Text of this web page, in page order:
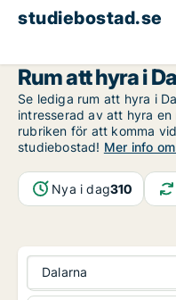
studiebostad.se
Rum att hyra i
Se lediga rum att hyra i
intresserad av att hyra
rubriken för att komma
studiebostad! Mer info
Nya i dag310
Dalarna